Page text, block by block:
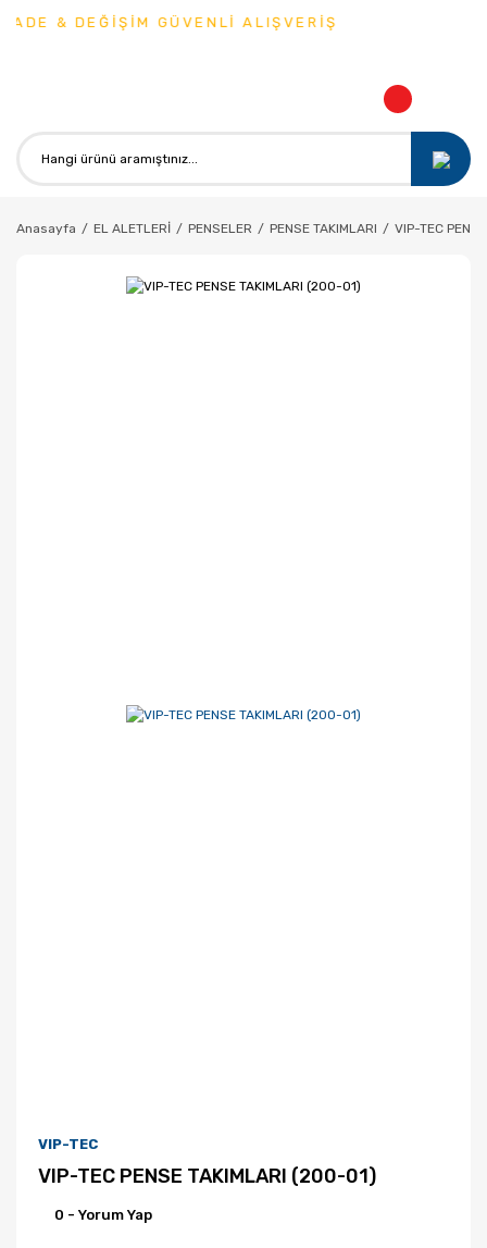
& DEĞİŞİM GÜVENLİ ALIŞVERİŞ
Anasayfa EL ALETLERİ PENSELER PENSE TAKIMLARI VIP-TEC
VIP-TEC
VIP-TEC PENSE TAKIMLARI (200-01)
0 - Yorum Yap